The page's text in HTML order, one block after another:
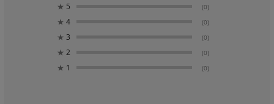
★ 5 (0)
★ 4 (0)
★ 3 (0)
★ 2 (0)
★ 1 (0)